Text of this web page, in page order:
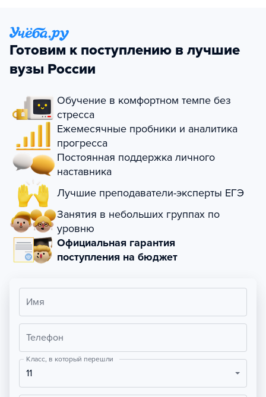
Готовим к поступлению в лучшие
вузы России
Обучение в комфортном темпе без
стресса
Ежемесячные пробники и аналитика
прогресса
Постоянная поддержка личного
наставника
Лучшие преподаватели-эксперты ЕГЭ
Занятия в небольших группах по
уровню
Официальная гарантия
поступления на бюджет
Имя
Телефон
Класс, в который перешли
11